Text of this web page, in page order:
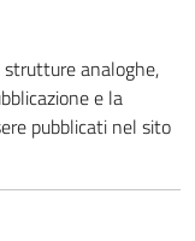
strutture analoghe,
e la
pubblicati nel sito